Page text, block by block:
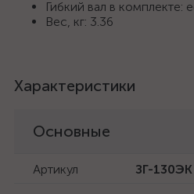
Гибкий вал в комплекте:
Вес, кг: 3.36
Характеристики
Основные
Артикул
ЗГ-